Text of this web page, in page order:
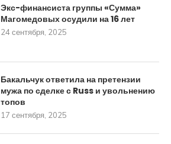
Экс-финансиста группы «Сумма»
Магомедовых осудили на 16 лет
24 сентября, 2025
Бакальчук ответила на претензии
мужа по сделке с Russ и увольнению
топов
17 сентября, 2025